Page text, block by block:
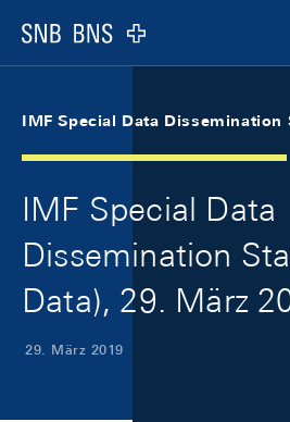
Logo
IMF Special Data Dissemination
IMF Special Data
Dissemination
Data), 29. März
29. März 2019